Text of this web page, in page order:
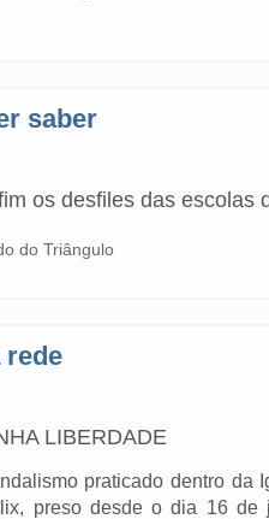
saber
os desfiles das escolas
do Triângulo
rede
LIBERDADE
praticado dentro da
preso desde o dia 16